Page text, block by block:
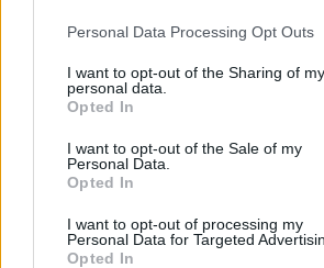
Personal Data Processing Opt Outs
I want to opt-out of the Sharing of my
personal data.
Opted In
I want to opt-out of the Sale of my
Personal Data.
Opted In
I want to opt-out of processing my
Personal Data for Targeted
Opted In
Puttelitens projekt Audi S2
Senaste inlägget av
med JDM inspiration.
Senaste inlägget av
Manta b som ska räddas
delar sökes)